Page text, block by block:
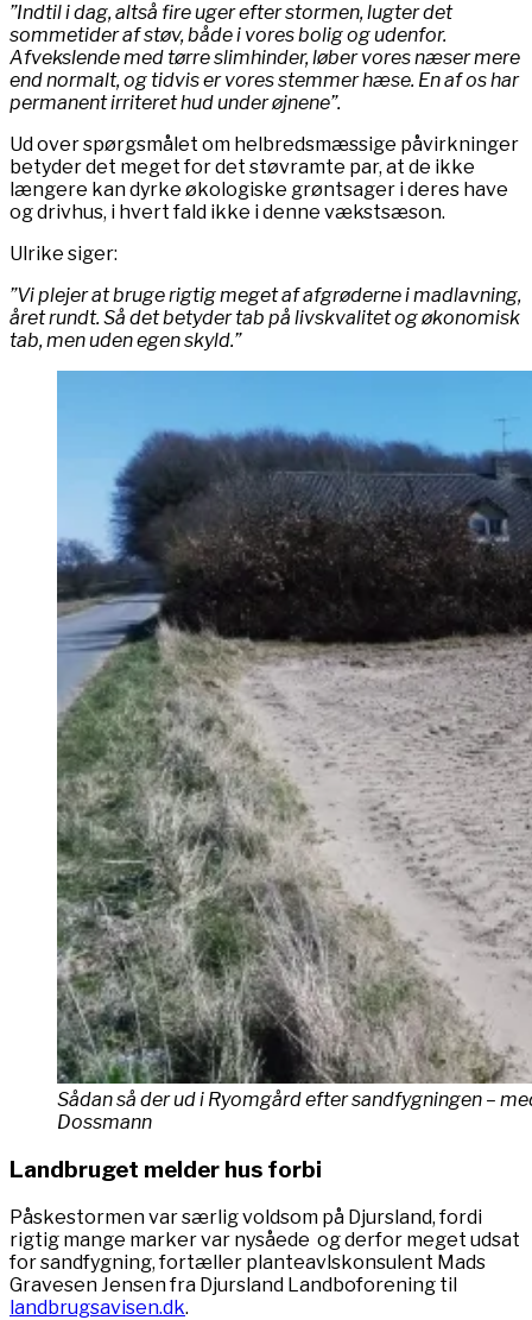
”Indtil i dag, altså fire uger efter stormen, lugter det
sommetider af støv, både i vores bolig og udenfor.
Afvekslende med tørre slimhinder, løber vores næser mere
end normalt, og tidvis er vores stemmer hæse. En af os har
permanent irriteret hud under øjnene”.
Ud over spørgsmålet om helbredsmæssige påvirkninger
betyder det meget for det støvramte par, at de ikke
længere kan dyrke økologiske grøntsager i deres have
og drivhus, i hvert fald ikke i denne vækstsæson.
Ulrike siger:
”Vi plejer at bruge rigtig meget af afgrøderne i madlavning,
året rundt. Så det betyder tab på livskvalitet og økonomisk
tab, men uden egen skyld.”
Sådan så der ud i Ryomgård efter sandfygningen –
Dossmann
Landbruget melder hus forbi
Påskestormen var særlig voldsom på Djursland, fordi
rigtig mange marker var nysåede og derfor meget udsat
for sandfygning, fortæller planteavlskonsulent Mads
Gravesen Jensen fra Djursland Landboforening til
landbrugsavisen.dk.